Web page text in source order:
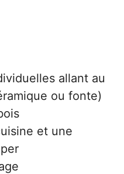
allant au
ou fonte)
et une